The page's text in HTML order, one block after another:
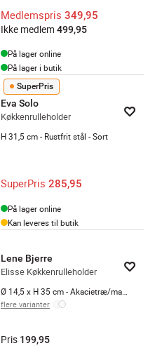
Medlemspris 349,95
Ikke medlem 499,95
På lager online
På lager i butik
SuperPris
Eva Solo
Køkkenrulleholder
H 31,5 cm - Rustfrit stål - Sort
SuperPris 285,95
På lager online
Kan leveres til butik
Lene Bjerre
Elisse Køkkenrulleholder
flere varianter
Pris 199,95